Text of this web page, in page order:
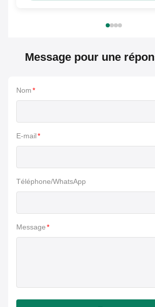
Message pour une
Nom*
E-mail*
Téléphone/WhatsApp
Message*